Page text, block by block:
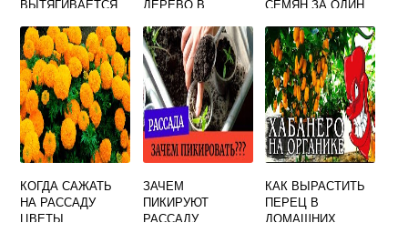
ВЫТЯГИВАЕТСЯ
ДЕРЕВО В
СЕМЯН ЗА ОДИН
КОГДА САЖАТЬ
НА РАССАДУ
ЦВЕТЫ
ЗАЧЕМ
ПИКИРУЮТ
РАССАДУ
КАК ВЫРАСТИТЬ
ПЕРЕЦ В
ДОМАШНИХ